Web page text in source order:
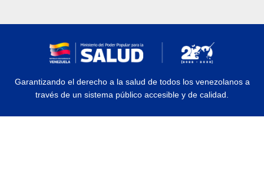
Garantizando el derecho a la salud de todos los venezolanos a
través de un sistema público accesible y de calidad.